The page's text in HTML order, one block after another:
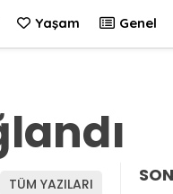
Yaşam Genel
TÜM YAZILARI